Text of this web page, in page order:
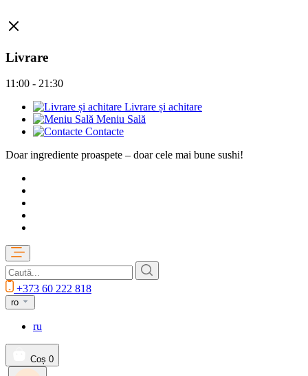
Livrare
11:00 - 21:30
Livrare și achitare
Meniu Sală
Contacte
Doar ingrediente proaspete – doar cele mai bune sushi!
+373 60 222 818
ro
ru
Coș 0